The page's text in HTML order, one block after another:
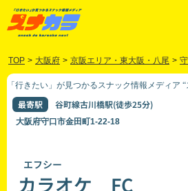
TOP > 大阪府 > 京阪エリア・東大阪・八尾 >
「行きたい」が見つかるスナック情報メディア
最寄駅 谷町線古川橋駅(徒歩25分)
大阪府守口市金田町1-22-18
エフシー
カラオケ FC